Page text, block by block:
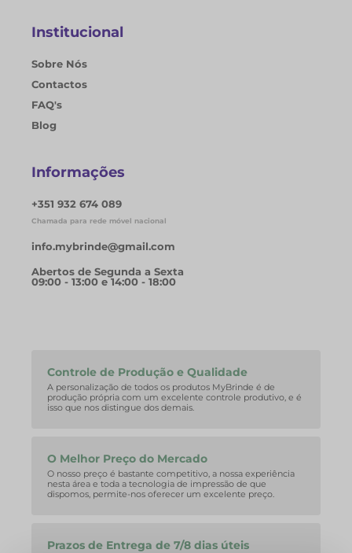
Institucional
Sobre Nós
Contactos
FAQ's
Blog
Informações
+351 932 674 089
Chamada para rede móvel nacional
info.mybrinde@gmail.com
Abertos de Segunda a Sexta
09:00 - 13:00 e 14:00 - 18:00
Controle de Produção e Qualidade
A personalização de todos os produtos MyBrinde é de
produção própria com um excelente controle produtivo, e é
isso que nos distingue dos demais.
O Melhor Preço do Mercado
O nosso preço é bastante competitivo, a nossa experiência
nesta área e toda a tecnologia de impressão de que
dispomos, permite-nos oferecer um excelente preço.
Prazos de Entrega de 7/8 dias úteis